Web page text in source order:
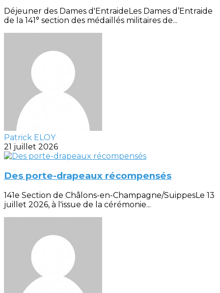
Déjeuner des Dames d'EntraideLes Dames d’Entraide
de la 141° section des médaillés militaires de...
Patrick ELOY
21 juillet 2026
Des porte-drapeaux récompensés
141e Section de Châlons-en-Champagne/SuippesLe 13
juillet 2026, à l'issue de la cérémonie...